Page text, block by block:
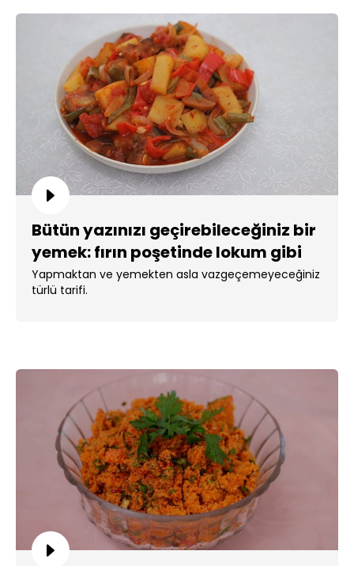
Bütün yazınızı geçirebileceğiniz bir
yemek: fırın poşetinde lokum gibi
türlü!
Yapmaktan ve yemekten asla vazgeçemeyeceğiniz
türlü tarifi.